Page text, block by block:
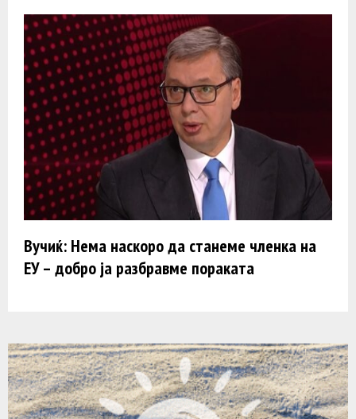
Вучиќ: Нема наскоро да станеме членка на
ЕУ – добро ја разбравме пораката